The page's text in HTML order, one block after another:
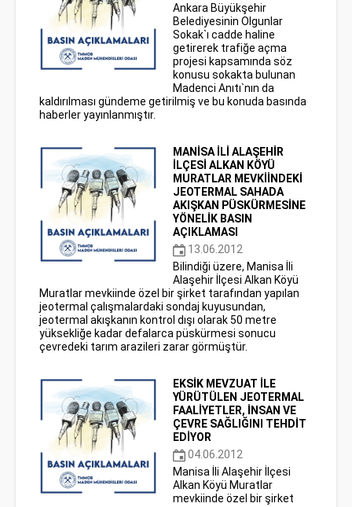
Ankara Büyükşehir
Belediyesinin Olgunlar
Sokak`ı cadde haline
getirerek trafiğe açma
projesi kapsamında söz
konusu sokakta bulunan
Madenci Anıtı`nın da
kaldırılması gündeme getirilmiş ve bu konuda basında
haberler yayınlanmıştır.
MANİSA İLİ ALAŞEHİR
İLÇESİ ALKAN KÖYÜ
MURATLAR MEVKİİNDEKİ
JEOTERMAL SAHADA
AKIŞKAN PÜSKÜRMESİNE
YÖNELİK BASIN
AÇIKLAMASI
13.06.2012
Bilindiği üzere, Manisa İli
Alaşehir İlçesi Alkan Köyü
Muratlar mevkiinde özel bir şirket tarafından yapılan
jeotermal çalışmalardaki sondaj kuyusundan,
jeotermal akışkanın kontrol dışı olarak 50 metre
yüksekliğe kadar defalarca püskürmesi sonucu
çevredeki tarım arazileri zarar görmüştür.
EKSİK MEVZUAT İLE
YÜRÜTÜLEN JEOTERMAL
FAALİYETLER, İNSAN VE
ÇEVRE SAĞLIĞINI TEHDİT
EDİYOR
04.06.2012
Manisa İli Alaşehir İlçesi
Alkan Köyü Muratlar
mevkiinde özel bir şirket